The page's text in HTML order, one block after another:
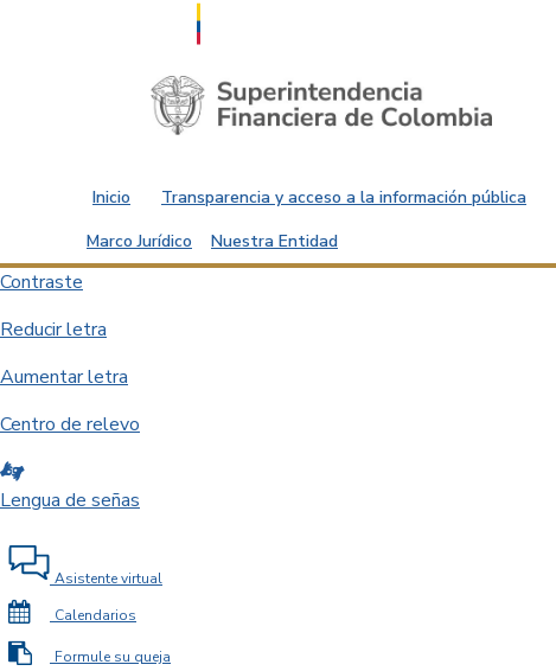
Saltar al contenido principal
Inicio Transparencia y acceso a la información pública
Marco Jurídico
Nuestra Entidad
Contraste
Reducir letra
Aumentar letra
Centro de relevo
Lengua de señas
Asistente virtual
Calendarios
Formule su queja